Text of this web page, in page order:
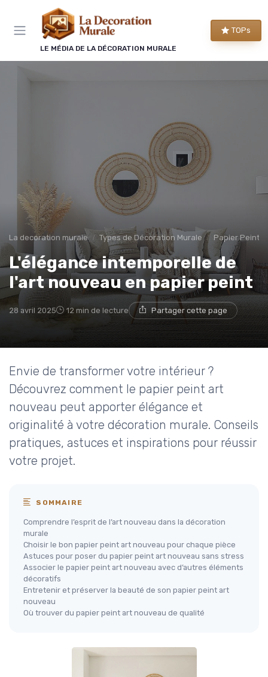
LE MÉDIA DE LA DÉCORATION MURALE
TOPs
La decoration murale Types de Décoration Murale Papier Peint
L'élégance intemporelle de
l'art nouveau en papier peint
28 avril 2025 12 min de lecture Partager cette page
Envie de transformer votre intérieur ?
Découvrez comment le papier peint art
nouveau peut apporter élégance et
originalité à votre décoration murale. Conseils
pratiques, astuces et inspirations pour réussir
votre projet.
SOMMAIRE
Comprendre l’esprit de l’art nouveau dans la décoration
murale
Choisir le bon papier peint art nouveau pour chaque pièce
Astuces pour poser du papier peint art nouveau sans stress
Associer le papier peint art nouveau avec d’autres éléments
décoratifs
Entretenir et préserver la beauté de son papier peint art
nouveau
Où trouver du papier peint art nouveau de qualité
Panneau de gestion des cookies